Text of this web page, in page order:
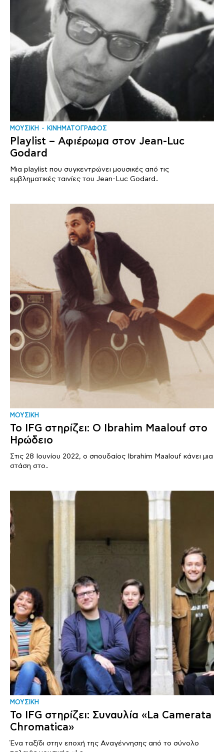
ΜΟΥΣΙΚΗ ΚΙΝΗΜΑΤΟΓΡΑΦΟΣ
Playlist – Αφιέρωμα στον Jean-Luc
Godard
Μια playlist που συγκεντρώνει μουσικές από τις
εμβληματικές ταινίες του Jean-Luc Godard..
ΜΟΥΣΙΚΗ
Το IFG στηρίζει: Ο Ibrahim Maalouf στο
Ηρώδειο
Στις 28 Ιουνίου 2022, ο σπουδαίος Ibrahim Maalouf κάνει μια
στάση στο..
ΜΟΥΣΙΚΗ
Το IFG στηρίζει: Συναυλία «La Camerata
Chromatica»
Ένα ταξίδι στην εποχή της Αναγέννησης από το σύνολο